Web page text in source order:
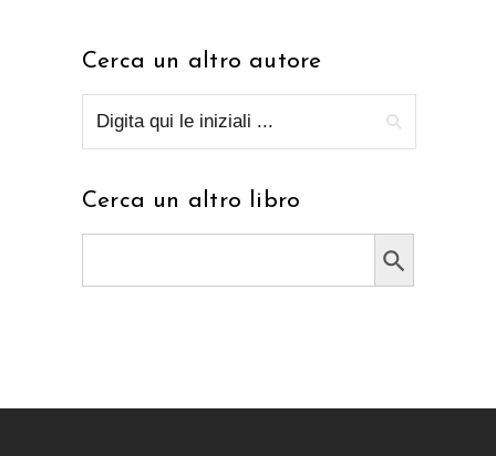
Cerca un altro autore
Cerca un altro libro
Search Button